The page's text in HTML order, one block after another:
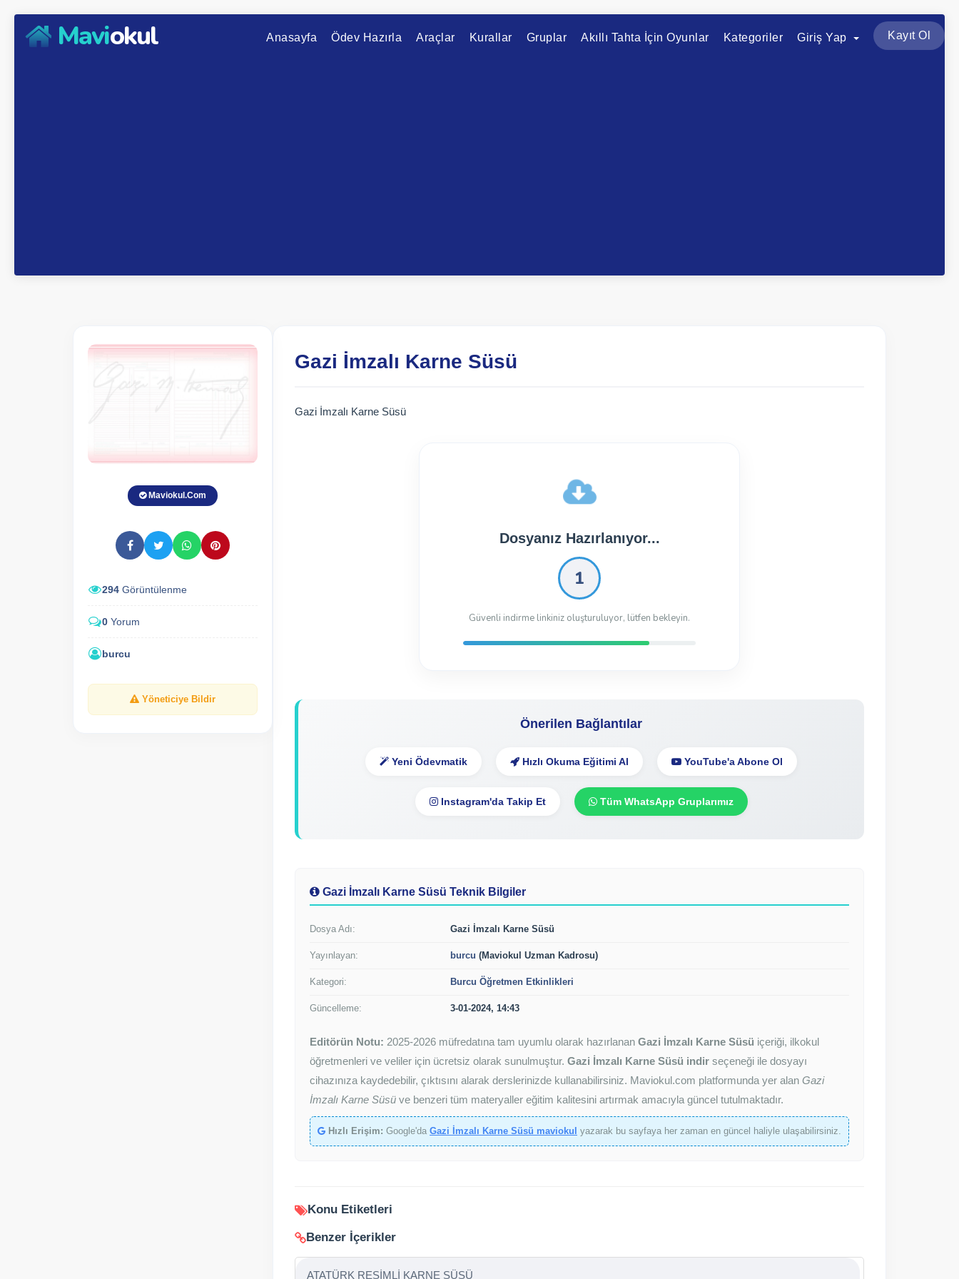
Maviokul Anasayfa Ödev Hazırla Araçlar Kurallar Gruplar Akıllı Tahta İçin Oyunlar Kategoriler Giriş Yap Kayıt Ol
Maviokul.Com
294 Görüntülenme
0 Yorum
burcu
Yöneticiye Bildir
Gazi İmzalı Karne Süsü
Gazi İmzalı Karne Süsü
Dosyanız Hazırlanıyor...
0
Güvenli indirme linkiniz oluşturuluyor, lütfen bekleyin.
Önerilen Bağlantılar
Yeni Ödevmatik Hızlı Okuma Eğitimi Al YouTube'a Abone Ol
Instagram'da Takip Et Tüm WhatsApp Gruplarımız
Gazi İmzalı Karne Süsü Teknik Bilgiler
Dosya Adı: Gazi İmzalı Karne Süsü
Yayınlayan: burcu (Maviokul Uzman Kadrosu)
Kategori: Burcu Öğretmen Etkinlikleri
Güncelleme: 3-01-2024, 14:43
Editörün Notu: 2025-2026 müfredatına tam uyumlu olarak hazırlanan Gazi İmzalı Karne Süsü içeriği, ilkokul
öğretmenleri ve veliler için ücretsiz olarak sunulmuştur. Gazi İmzalı Karne Süsü indir seçeneği ile dosyayı
cihazınıza kaydedebilir, çıktısını alarak derslerinizde kullanabilirsiniz. Maviokul.com platformunda yer alan Gazi
İmzalı Karne Süsü ve benzeri tüm materyaller eğitim kalitesini artırmak amacıyla güncel tutulmaktadır.
Hızlı Erişim: Google'da Gazi İmzalı Karne Süsü maviokul yazarak bu sayfaya her zaman en güncel haliyle ulaşabilirsiniz.
Konu Etiketleri
Benzer İçerikler
ATATÜRK RESİMLİ KARNE SÜSÜ